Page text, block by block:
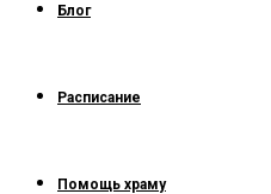
Блог
Расписание
Помощь храму